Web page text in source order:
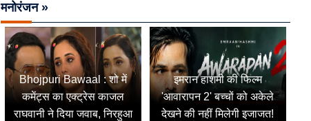
मनोरंजन »
Bhojpuri Bawaal : शो में
कमेंट्स का एक्ट्रेस काजल
राघवानी ने दिया जवाब, निरहुआ
इमरान हाशमी की फिल्म
'आवारापन 2' बच्चों को अकेले
देखने की नहीं मिलेगी इजाजत!